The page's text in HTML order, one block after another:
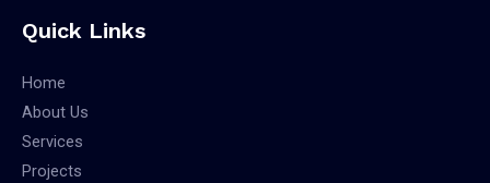
Quick Links
Home
About Us
Services
Projects